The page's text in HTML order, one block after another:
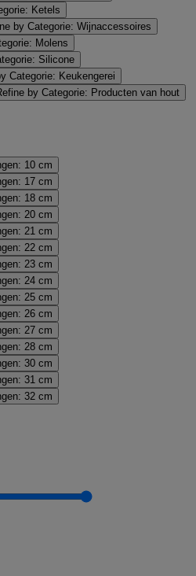
Ketels
by Categorie: Wijnaccessoires
Molens
Silicone
Categorie: Keukengerei
by Categorie: Producten van hout
10 cm
17 cm
18 cm
20 cm
21 cm
22 cm
23 cm
24 cm
25 cm
26 cm
27 cm
28 cm
30 cm
31 cm
32 cm